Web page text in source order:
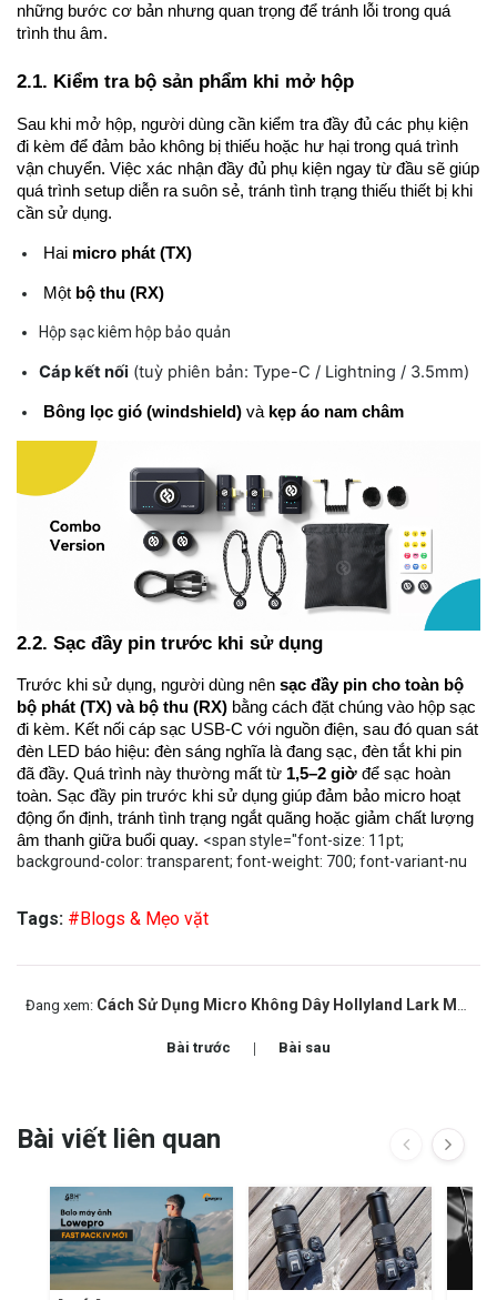
những bước cơ bản nhưng quan trọng để tránh lỗi trong quá
trình thu âm.
2.1. Kiểm tra bộ sản phẩm khi mở hộp
Sau khi mở hộp, người dùng cần kiểm tra đầy đủ các phụ kiện
đi kèm để đảm bảo không bị thiếu hoặc hư hại trong quá trình
vận chuyển. Việc xác nhận đầy đủ phụ kiện ngay từ đầu sẽ giúp
quá trình setup diễn ra suôn sẻ, tránh tình trạng thiếu thiết bị khi
cần sử dụng.
Hai micro phát (TX)
Một bộ thu (RX)
Hộp sạc kiêm hộp bảo quản
Cáp kết nối (tuỳ phiên bản: Type-C / Lightning / 3.5mm)
Bông lọc gió (windshield) và kẹp áo nam châm
2.2. Sạc đầy pin trước khi sử dụng
Trước khi sử dụng, người dùng nên sạc đầy pin cho toàn bộ
bộ phát (TX) và bộ thu (RX) bằng cách đặt chúng vào hộp sạc
đi kèm. Kết nối cáp sạc USB-C với nguồn điện, sau đó quan sát
đèn LED báo hiệu: đèn sáng nghĩa là đang sạc, đèn tắt khi pin
đã đầy. Quá trình này thường mất từ 1,5–2 giờ để sạc hoàn
toàn. Sạc đầy pin trước khi sử dụng giúp đảm bảo micro hoạt
động ổn định, tránh tình trạng ngắt quãng hoặc giảm chất lượng
âm thanh giữa buổi quay. <span style="font-size: 11pt;
background-color: transparent; font-weight: 700; font-variant-nu
Tags: #Blogs & Mẹo vặt
Đang xem: Cách Sử Dụng Micro Không Dây Hollyland Lark M2: Hướng Dẫn Setup Cho Người Mới
Bài trước Bài sau
Bài viết liên quan